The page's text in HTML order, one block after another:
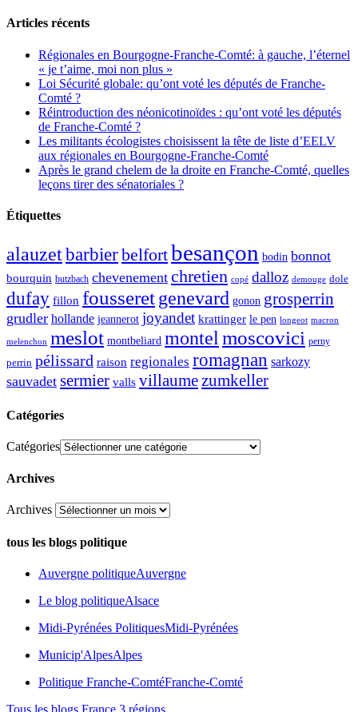
Articles récents
Régionales en Bourgogne-Franche-Comté: à gauche, l’éternel
« je t’aime, moi non plus »
Loi Sécurité globale: qu’ont voté les députés de Franche-
Comté ?
Réintroduction des néonicotinoïdes : qu’ont voté les députés
de Franche-Comté ?
Les militants écologistes choisissent la tête de liste d’EELV
aux régionales en Bourgogne-Franche-Comté
Après le grand chelem de la droite en Franche-Comté, quelles
leçons tirer des sénatoriales ?
Étiquettes
alauzetbarbierbelfortbesançon bodin bonnot
bourquin butzbach chevenement chretien copé dalloz demouge dole
dufay fillon fousseretgenevard gonon grosperrin
grudler hollande jeannerot joyandet krattinger le pen longeot macron
melenchon meslot montbeliard montelmoscovici perny
perrin pélissard raison regionales romagnan sarkozy
sauvadet sermier valls villaumezumkeller
Catégories
Catégories
Archives
Archives
tous les blogs politique
Auvergne politiqueAuvergne
Le blog politiqueAlsace
Midi-Pyrénées PolitiquesMidi-Pyrénées
Municip'AlpesAlpes
Politique Franche-ComtéFranche-Comté
Tous les blogs France 3 régions